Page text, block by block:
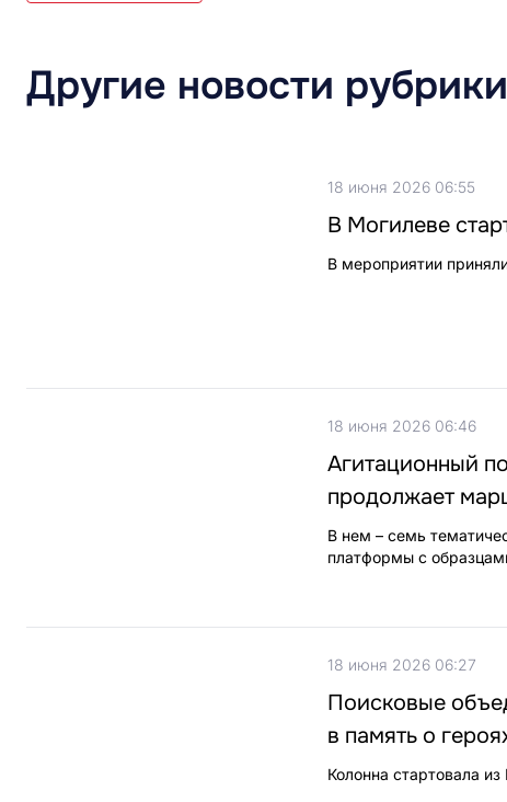
Другие новости рубрики
18 июня 2026 06:55
В Могилеве
В мероприятии
18 июня 2026 06:46
Агитационный
продолжает
В нем – семь
платформы с
18 июня 2026 06:27
Поисковые
в память о
Колонна стартовала